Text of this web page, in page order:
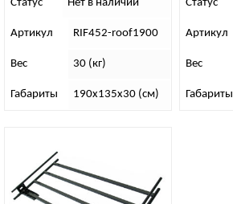
Статус Нет в наличии
Артикул RIF452-roof1900
Вес 30 (кг)
Габариты 190х135х30 (см)
Статус
Артикул
Вес
Габариты